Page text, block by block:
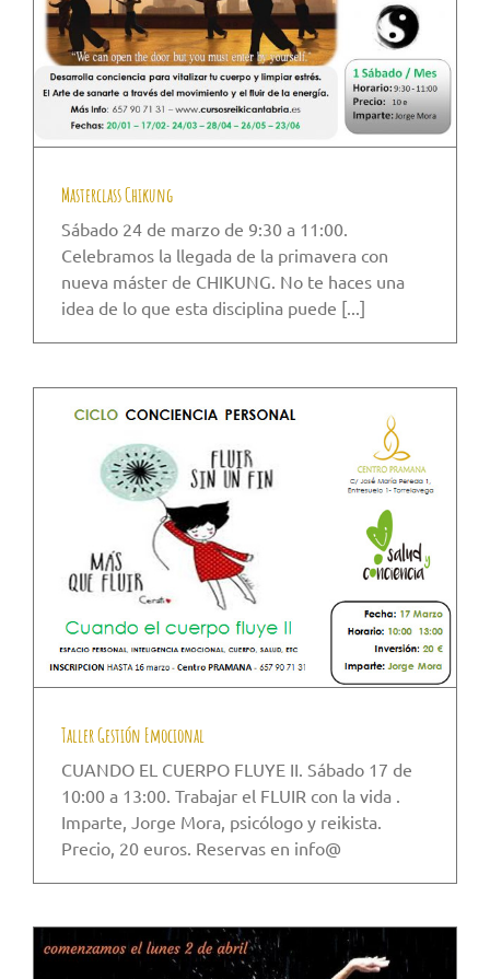
Masterclass Chikung
Sábado 24 de marzo de 9:30 a 11:00.
Celebramos la llegada de la primavera con
nueva máster de CHIKUNG. No te haces una
idea de lo que esta disciplina puede [...]
Taller Gestión Emocional
CUANDO EL CUERPO FLUYE II. Sábado 17 de
10:00 a 13:00. Trabajar el FLUIR con la vida .
Imparte, Jorge Mora, psicólogo y reikista.
Precio, 20 euros. Reservas en info@